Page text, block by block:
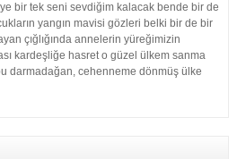
bir tek seni sevdiğim kalacak bende bir de
yangın mavisi gözleri belki bir de bir
çığlığında annelerin yüreğimizin
kardeşliğe hasret o güzel ülkem sanma
darmadağan, cehenneme dönmüş ülke